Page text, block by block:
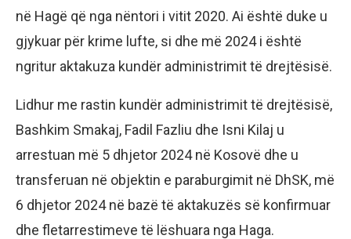
në Hagë që nga nëntori i vitit 2020. Ai është duke u
gjykuar për krime lufte, si dhe më 2024 i është
ngritur aktakuza kundër administrimit të drejtësisë.
Lidhur me rastin kundër administrimit të drejtësisë,
Bashkim Smakaj, Fadil Fazliu dhe Isni Kilaj u
arrestuan më 5 dhjetor 2024 në Kosovë dhe u
transferuan në objektin e paraburgimit në DhSK, më
6 dhjetor 2024 në bazë të aktakuzës së konfirmuar
dhe fletarrestimeve të lëshuara nga Haga.